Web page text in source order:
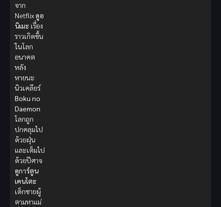
จาก
Netflixดูอ
นิเมะ เรื่อง
ราวเกิดขึ้น
ในโลก
อนาคต
หลัง
หายนะ
นิวเคลียร์
Boku no
Daemon
โลกถูก
ปกคลุมไป
ด้วยฝุ่น
และเต็มไป
ด้วยปีศาจ
ดูการ์ตูน
เคนโตะ
เด็กชายผู้
ตามหาแม่